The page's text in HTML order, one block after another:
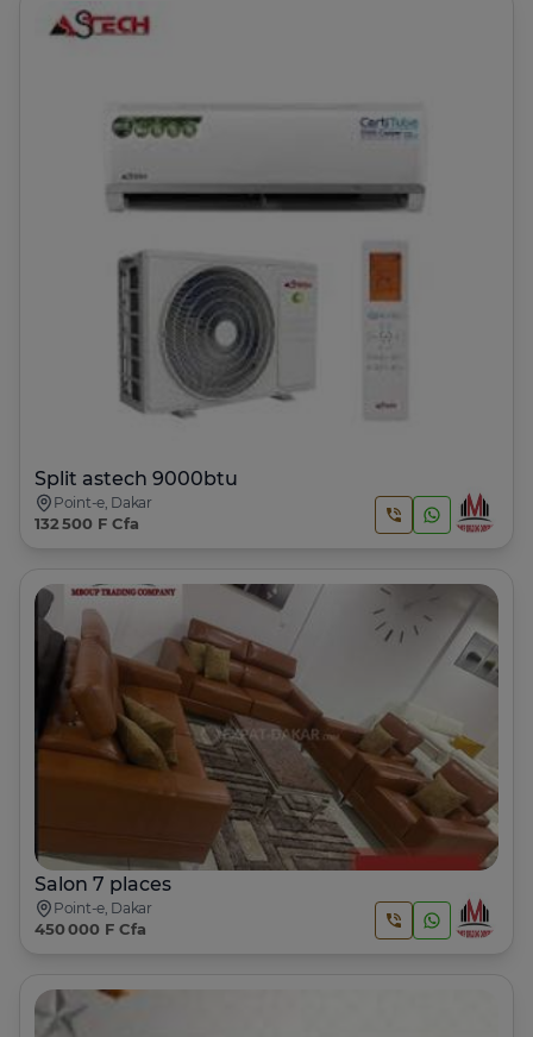
Split astech 9000btu
Point-e, Dakar
132 500 F Cfa
Salon 7 places
Point-e, Dakar
450 000 F Cfa